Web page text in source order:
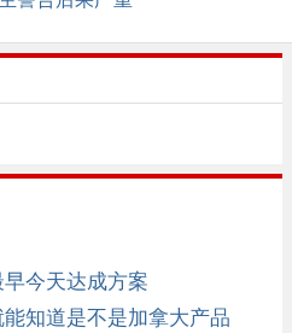
今天达成方案
知道是不是加拿大产品